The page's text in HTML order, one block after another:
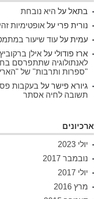
בתאל על היא נובחת
נורית פרי על אופטימיות
עמית על עוד שיעור
ארז פודולי על אילן
לאנתולוגיה שתתפרסם
"ספרות ותרבות" של
גיורא פישר על בעקבות
תשובה לחיה אסתר
ארכיונים
יולי 2023
נובמבר 2017
יולי 2017
מרץ 2016